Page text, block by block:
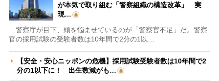
が本気で取り組む「警察組織の構造改革」 実
現…
警察庁が目下、頭を悩ませているのが「警察官不足」だ。警察
官の採用試験の受験者数は10年間で2分の1以…
【安全・安心ニッポンの危機】採用試験受験者数は10年間で2
分の1以下に！ 出生数減がも…